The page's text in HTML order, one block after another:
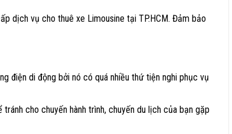
dịch vụ cho thuê xe Limousine tại TP.HCM. Đảm bảo
điện di động bởi nó có quá nhiều thứ tiện nghi phục vụ
cho chuyến hành trình, chuyến du lịch của bạn gặp